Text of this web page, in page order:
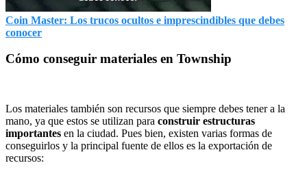
Coin Master: Los trucos ocultos e imprescindibles que debes
conocer
Cómo conseguir materiales en Township
Los materiales también son recursos que siempre debes tener a la
mano, ya que estos se utilizan para construir estructuras
importantes en la ciudad. Pues bien, existen varias formas de
conseguirlos y la principal fuente de ellos es la exportación de
recursos: